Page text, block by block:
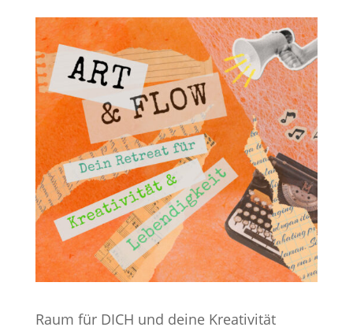
Raum für DICH und deine Kreativität